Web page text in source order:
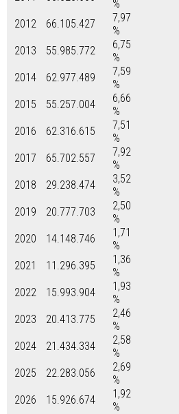
%
2012
66.105.427
7,97
%
2013
55.985.772
6,75
%
2014
62.977.489
7,59
%
2015
55.257.004
6,66
%
2016
62.316.615
7,51
%
2017
65.702.557
7,92
%
2018
29.238.474
3,52
%
2019
20.777.703
2,50
%
2020
14.148.746
1,71
%
2021
11.296.395
1,36
%
2022
15.993.904
1,93
%
2023
20.413.775
2,46
%
2024
21.434.334
2,58
%
2025
22.283.056
2,69
%
2026
15.926.674
1,92
%